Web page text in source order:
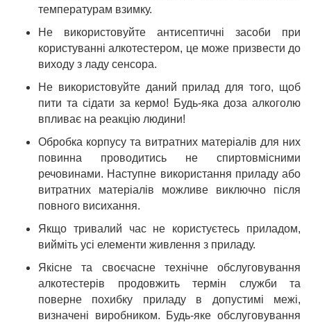
температурам взимку.
Не використовуйте антисептичні засоби при
користуванні алкотестером, це може призвести до
виходу з ладу сенсора.
Не використовуйте даний прилад для того, щоб
пити та сідати за кермо! Будь-яка доза алкоголю
впливає на реакцію людини!
Обробка корпусу та витратних матеріалів для них
повинна проводитись не спиртовмісними
речовинами. Наступне використання приладу або
витратних матеріалів можливе виключно після
повного висихання.
Якщо тривалий час не користуєтесь приладом,
вийміть усі елементи живлення з приладу.
Якісне та своєчасне технічне обслуговування
алкотестерів продовжить термін служби та
поверне похибку приладу в допустимі межі,
визначені виробником. Будь-яке обслуговування